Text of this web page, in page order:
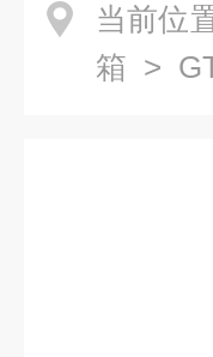
当前位
箱 >